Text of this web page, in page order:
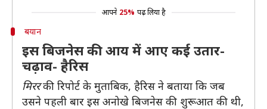
आपने 25% पढ़ लिया है
बयान
इस बिजनेस की आय में आए कई उतार-
चढ़ाव- हैरिस
मिररकी रिपोर्ट के मुताबिक, हैरिस ने बताया कि जब
उसने पहली बार इस अनोखे बिजनेस की शुरूआत की थी,